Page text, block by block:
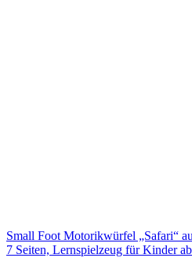
Small Foot Motorikwürfel „Safari“
7 Seiten, Lernspielzeug für Kinder